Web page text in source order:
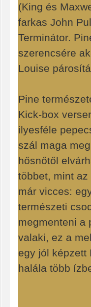
(King és
farkas John
Terminátor.
szerencsére
Louise
Pine
Kick-box
ilyesféle
szál maga
hősnőtől
többet, mint
már vicces:
természeti
megmenteni a
valaki, ez a
egy jól képzett
halála több